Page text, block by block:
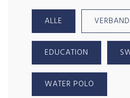
ALLE VERBAND
EDUCATION
WATER POLO